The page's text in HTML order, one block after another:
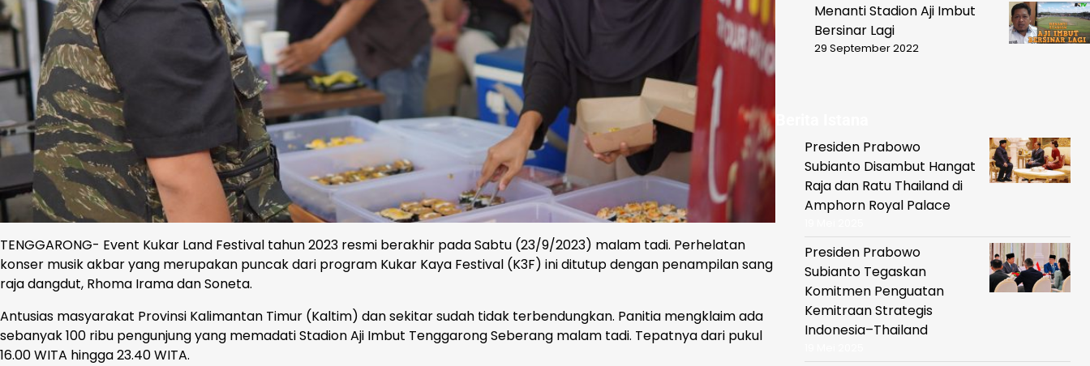
TENGGARONG- Event Kukar Land Festival tahun 2023 resmi berakhir pada Sabtu (23/9/2023) malam tadi. Perhelatan
konser musik akbar yang merupakan puncak dari program Kukar Kaya Festival (K3F) ini ditutup dengan penampilan sang
raja dangdut, Rhoma Irama dan Soneta.
Antusias masyarakat Provinsi Kalimantan Timur (Kaltim) dan sekitar sudah tidak terbendungkan. Panitia mengklaim ada
sebanyak 100 ribu pengunjung yang memadati Stadion Aji Imbut Tenggarong Seberang malam tadi. Tepatnya dari pukul
16.00 WITA hingga 23.40 WITA.
Menanti Stadion Aji Imbut
Bersinar Lagi
29 September 2022
Berita Istana
Presiden Prabowo
Subianto Disambut Hangat
Raja dan Ratu Thailand di
Amphorn Royal Palace
Presiden Prabowo
Subianto Tegaskan
Komitmen Penguatan
Kemitraan Strategis
Indonesia–Thailand